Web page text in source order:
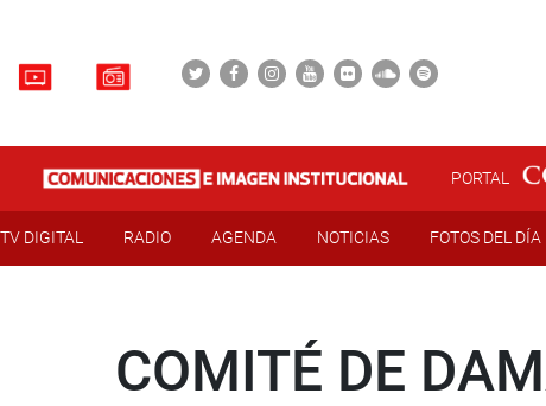
PORTAL
TV DIGITAL RADIO AGENDA NOTICIAS FOTOS DEL DÍA
COMITÉ DE